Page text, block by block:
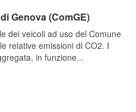
Genova (ComGE)
dei veicoli ad uso del Comune
relative emissioni di CO2. I
in funzione...